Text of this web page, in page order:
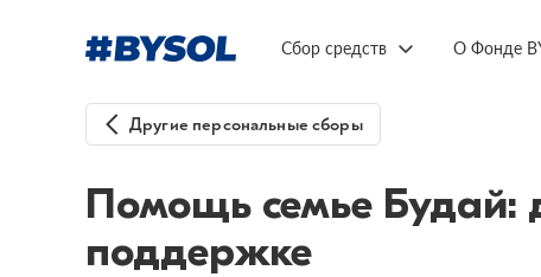
Сбор средств О Фонде
Другие персональные сборы
Помощь семье Будай:
поддержке